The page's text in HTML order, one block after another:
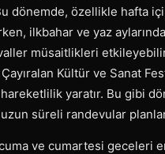
dönemde, özellikle hafta
ilkbahar ve yaz aylarında
müsaitlikleri
Kültür ve Sanat
yaratır. Bu gibi
süreli randevular
ve cumartesi geceleri